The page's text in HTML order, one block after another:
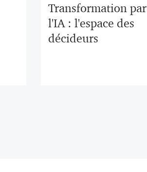
Transformation par
l'IA : l'espace des
décideurs